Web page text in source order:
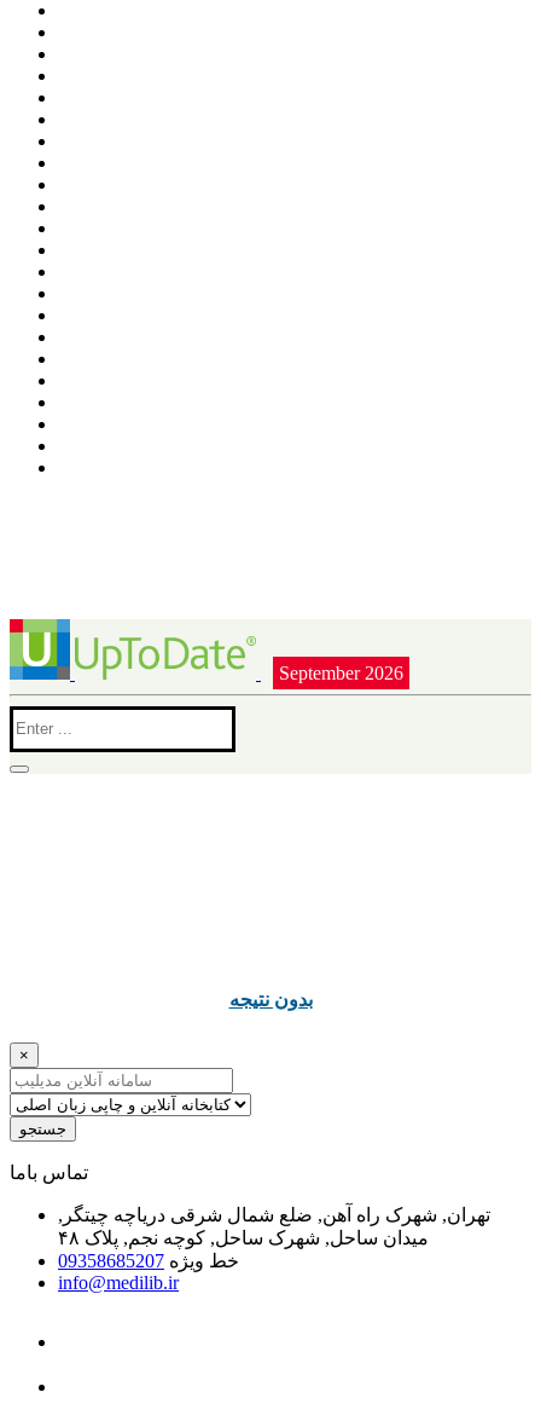
September 2026
ﺑﺪﻭﻥ ﻧﺘﯿﺠﻪ
×
جستجو
ﺗﻤﺎﺱ ﺑﺎﻣﺎ
تهران, شهرک راه آهن, ضلع شمال شرقی دریاچه چیتگر,
میدان ساحل, شهرک ساحل, کوچه نجم, پلاک ۴۸
خط ویژه 09358685207
info@medilib.ir